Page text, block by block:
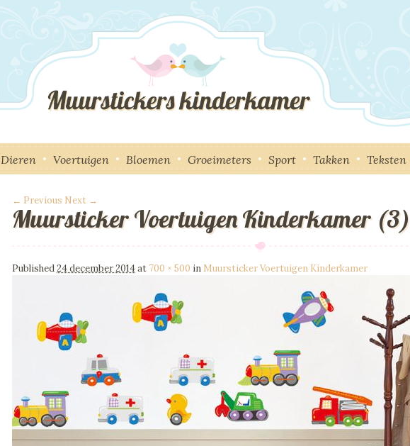
Dieren Voertuigen Bloemen Groeimeters Sport Takken Teksten
Image navigation
← Previous Next →
Muursticker Voertuigen Kinderkamer (3)
Published24 december 2014at 700 × 500 in Muursticker Voertuigen Kinderkamer